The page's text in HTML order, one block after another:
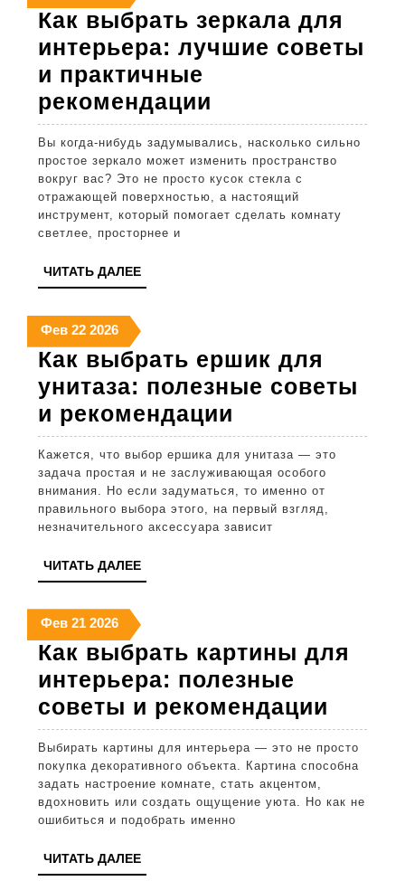
февраля
2026
февраля
2026
февраля
2026
Как выбрать зеркала для
интерьера: лучшие советы
и практичные
рекомендации
выбрать
зеркала
для
интерьера:
Вы когда-нибудь задумывались, насколько сильно
простое зеркало может изменить пространство
вокруг вас? Это не просто кусок стекла с
отражающей поверхностью, а настоящий
инструмент, который помогает сделать комнату
светлее, просторнее и
ЧИТАТЬ ДАЛЕЕЧИТАТЬ
ДАЛЕЕ
Фев22
февраля
2026
2222
февраля
2026
202622
февраля
2026
Как выбрать ершик для
унитаза: полезные советы
и рекомендации
выбрать
ершик
для
унитаза:
Кажется, что выбор ершика для унитаза — это
задача простая и не заслуживающая особого
внимания. Но если задуматься, то именно от
правильного выбора этого, на первый взгляд,
незначительного аксессуара зависит
ЧИТАТЬ ДАЛЕЕЧИТАТЬ
ДАЛЕЕ
Фев21
февраля
2026
21 21
февраля
2026
202621
февраля
2026
Как выбрать картины для
интерьера: полезные
советы и рекомендации
Выбирать картины для интерьера — это не просто
покупка декоративного объекта. Картина способна
задать настроение комнате, стать акцентом,
вдохновить или создать ощущение уюта. Но как не
ошибиться и подобрать именно
ЧИТАТЬ ДАЛЕЕЧИТАТЬ
ДАЛЕЕ